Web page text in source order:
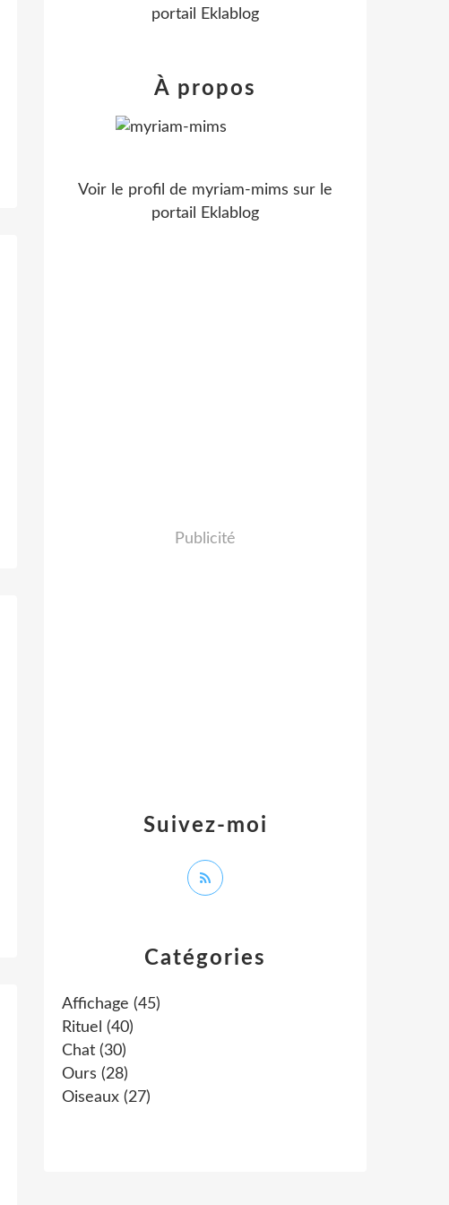
Catégories
Affichage (45)
Rituel (40)
Chat (30)
Ours (28)
Oiseaux (27)
portail Eklablog
Suivez-moi
À propos
Voir le profil de myriam-mims sur le
portail Eklablog
Publicité